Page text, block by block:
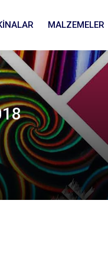
MALZEMELER